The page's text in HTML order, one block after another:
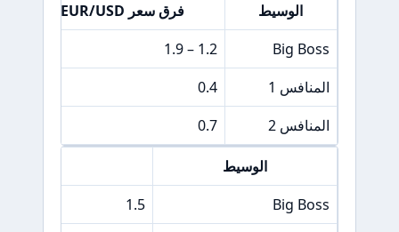
الوسيط
فرق سعر EUR/USD
Big Boss
1.2 – 1.9
المنافس 1
0.4
المنافس 2
0.7
الوسيط
Big Boss
1.5